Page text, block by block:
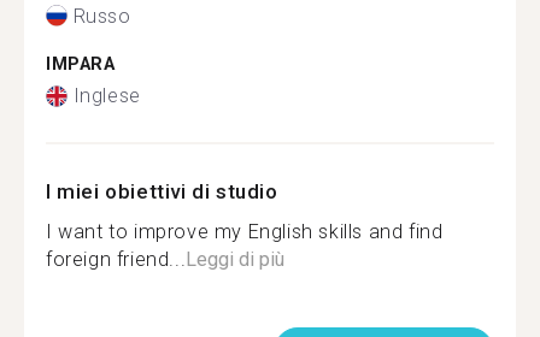
Russo
IMPARA
Inglese
I miei obiettivi di studio
I want to improve my English skills and find
foreign friend...Leggi di più